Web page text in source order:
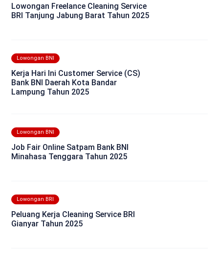
Lowongan Freelance Cleaning Service
BRI Tanjung Jabung Barat Tahun 2025
Lowongan BNI
Kerja Hari Ini Customer Service (CS)
Bank BNI Daerah Kota Bandar
Lampung Tahun 2025
Lowongan BNI
Job Fair Online Satpam Bank BNI
Minahasa Tenggara Tahun 2025
Lowongan BRI
Peluang Kerja Cleaning Service BRI
Gianyar Tahun 2025